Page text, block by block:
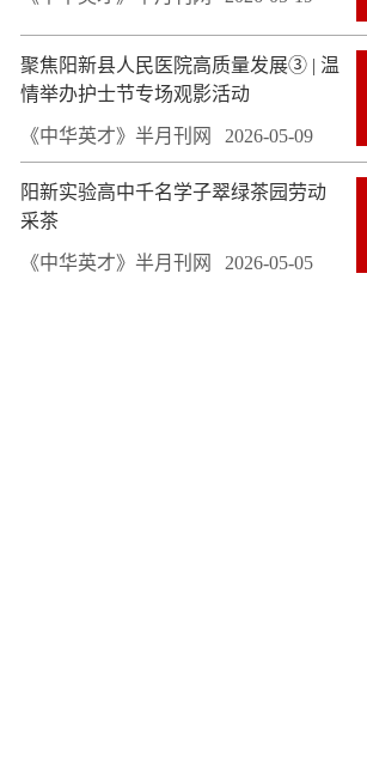
聚焦阳新县人民医院高质量发展③ | 温
情举办护士节专场观影活动
《中华英才》半月刊网 2026-05-09
阳新实验高中千名学子翠绿茶园劳动
采茶
《中华英才》半月刊网 2026-05-05